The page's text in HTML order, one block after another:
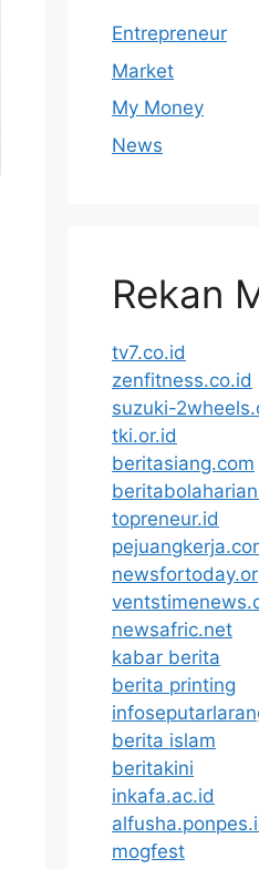
Entrepreneur
Market
My Money
News
Rekan
tv7.co.id
zenfitness.co.id
suzuki-
tki.or.id
beritasiang.com
topreneur.id
newsafric.net
kabar berita
berita printing
berita islam
beritakini
inkafa.ac.id
mogfest